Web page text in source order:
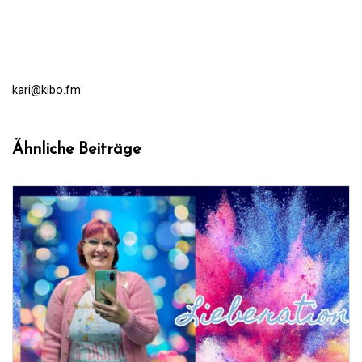
kari@kibo.fm
Ähnliche Beiträge